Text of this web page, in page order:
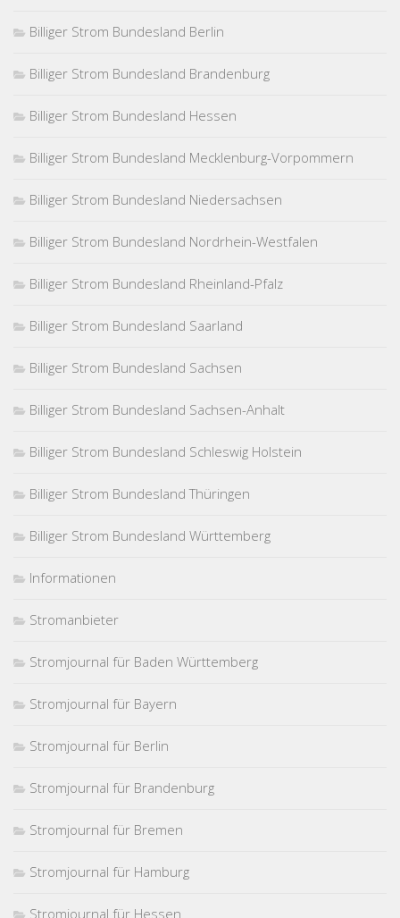
Billiger Strom Bundesland Berlin
Billiger Strom Bundesland Brandenburg
Billiger Strom Bundesland Hessen
Billiger Strom Bundesland Mecklenburg-Vorpommern
Billiger Strom Bundesland Niedersachsen
Billiger Strom Bundesland Nordrhein-Westfalen
Billiger Strom Bundesland Rheinland-Pfalz
Billiger Strom Bundesland Saarland
Billiger Strom Bundesland Sachsen
Billiger Strom Bundesland Sachsen-Anhalt
Billiger Strom Bundesland Schleswig Holstein
Billiger Strom Bundesland Thüringen
Billiger Strom Bundesland Württemberg
Informationen
Stromanbieter
Stromjournal für Baden Württemberg
Stromjournal für Bayern
Stromjournal für Berlin
Stromjournal für Brandenburg
Stromjournal für Bremen
Stromjournal für Hamburg
Stromjournal für Hessen